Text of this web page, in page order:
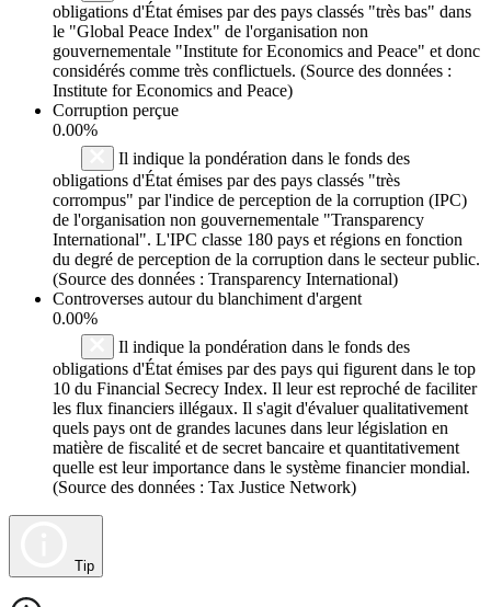
obligations d'État émises par des pays classés "très bas" dans
le "Global Peace Index" de l'organisation non
gouvernementale "Institute for Economics and Peace" et donc
considérés comme très conflictuels. (Source des données :
Institute for Economics and Peace)
Corruption perçue
0.00%
Il indique la pondération dans le fonds des
obligations d'État émises par des pays classés "très
corrompus" par l'indice de perception de la corruption (IPC)
de l'organisation non gouvernementale "Transparency
International". L'IPC classe 180 pays et régions en fonction
du degré de perception de la corruption dans le secteur public.
(Source des données : Transparency International)
Controverses autour du blanchiment d'argent
0.00%
Il indique la pondération dans le fonds des
obligations d'État émises par des pays qui figurent dans le top
10 du Financial Secrecy Index. Il leur est reproché de faciliter
les flux financiers illégaux. Il s'agit d'évaluer qualitativement
quels pays ont de grandes lacunes dans leur législation en
matière de fiscalité et de secret bancaire et quantitativement
quelle est leur importance dans le système financier mondial.
(Source des données : Tax Justice Network)
Tip